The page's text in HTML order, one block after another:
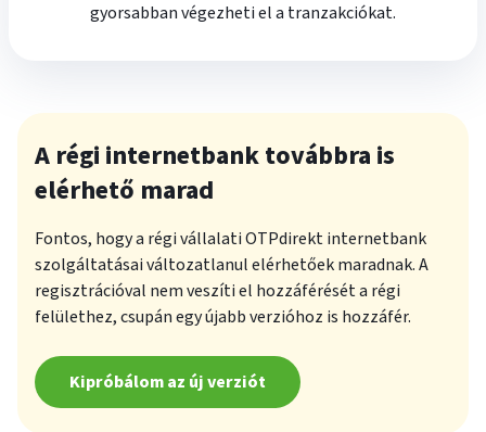
gyorsabban végezheti el a tranzakciókat.
A régi internetbank továbbra is
elérhető marad
Fontos, hogy a régi vállalati OTPdirekt internetbank
szolgáltatásai változatlanul elérhetőek maradnak. A
regisztrációval nem veszíti el hozzáférését a régi
felülethez, csupán egy újabb verzióhoz is hozzáfér.
Kipróbálom az új verziót